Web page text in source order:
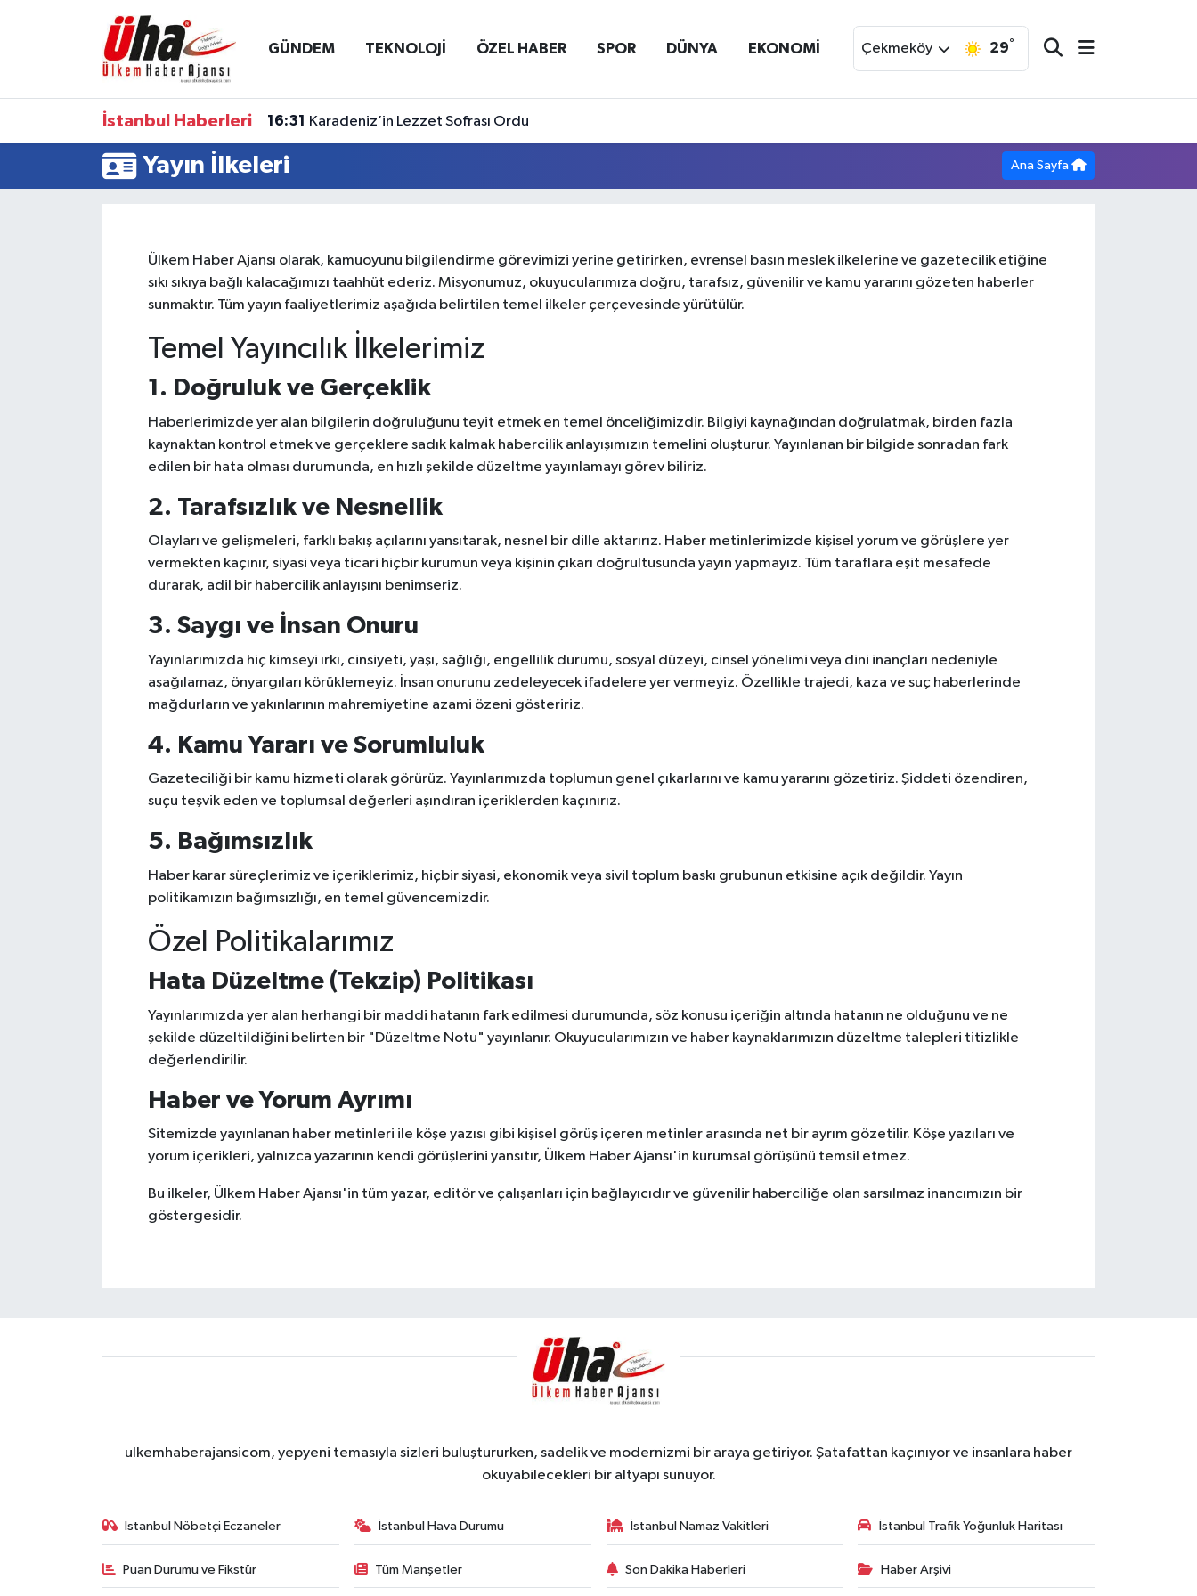
GÜNDEM TEKNOLOJİ ÖZEL HABER SPOR DÜNYA EKONOMİ Çekmeköy 29°
İstanbul Haberleri 16:31 Karadeniz’in Lezzet Sofrası Ordu
Yayın İlkeleri Ana Sayfa
Ülkem Haber Ajansı olarak, kamuoyunu bilgilendirme görevimizi yerine getirirken, evrensel basın meslek ilkelerine ve gazetecilik etiğine
sıkı sıkıya bağlı kalacağımızı taahhüt ederiz. Misyonumuz, okuyucularımıza doğru, tarafsız, güvenilir ve kamu yararını gözeten haberler
sunmaktır. Tüm yayın faaliyetlerimiz aşağıda belirtilen temel ilkeler çerçevesinde yürütülür.
Temel Yayıncılık İlkelerimiz
1. Doğruluk ve Gerçeklik
Haberlerimizde yer alan bilgilerin doğruluğunu teyit etmek en temel önceliğimizdir. Bilgiyi kaynağından doğrulatmak, birden fazla
kaynaktan kontrol etmek ve gerçeklere sadık kalmak habercilik anlayışımızın temelini oluşturur. Yayınlanan bir bilgide sonradan fark
edilen bir hata olması durumunda, en hızlı şekilde düzeltme yayınlamayı görev biliriz.
2. Tarafsızlık ve Nesnellik
Olayları ve gelişmeleri, farklı bakış açılarını yansıtarak, nesnel bir dille aktarırız. Haber metinlerimizde kişisel yorum ve görüşlere yer
vermekten kaçınır, siyasi veya ticari hiçbir kurumun veya kişinin çıkarı doğrultusunda yayın yapmayız. Tüm taraflara eşit mesafede
durarak, adil bir habercilik anlayışını benimseriz.
3. Saygı ve İnsan Onuru
Yayınlarımızda hiç kimseyi ırkı, cinsiyeti, yaşı, sağlığı, engellilik durumu, sosyal düzeyi, cinsel yönelimi veya dini inançları nedeniyle
aşağılamaz, önyargıları körüklemeyiz. İnsan onurunu zedeleyecek ifadelere yer vermeyiz. Özellikle trajedi, kaza ve suç haberlerinde
mağdurların ve yakınlarının mahremiyetine azami özeni gösteririz.
4. Kamu Yararı ve Sorumluluk
Gazeteciliği bir kamu hizmeti olarak görürüz. Yayınlarımızda toplumun genel çıkarlarını ve kamu yararını gözetiriz. Şiddeti özendiren,
suçu teşvik eden ve toplumsal değerleri aşındıran içeriklerden kaçınırız.
5. Bağımsızlık
Haber karar süreçlerimiz ve içeriklerimiz, hiçbir siyasi, ekonomik veya sivil toplum baskı grubunun etkisine açık değildir. Yayın
politikamızın bağımsızlığı, en temel güvencemizdir.
Özel Politikalarımız
Hata Düzeltme (Tekzip) Politikası
Yayınlarımızda yer alan herhangi bir maddi hatanın fark edilmesi durumunda, söz konusu içeriğin altında hatanın ne olduğunu ve ne
şekilde düzeltildiğini belirten bir "Düzeltme Notu" yayınlanır. Okuyucularımızın ve haber kaynaklarımızın düzeltme talepleri titizlikle
değerlendirilir.
Haber ve Yorum Ayrımı
Sitemizde yayınlanan haber metinleri ile köşe yazısı gibi kişisel görüş içeren metinler arasında net bir ayrım gözetilir. Köşe yazıları ve
yorum içerikleri, yalnızca yazarının kendi görüşlerini yansıtır, Ülkem Haber Ajansı'in kurumsal görüşünü temsil etmez.
Bu ilkeler, Ülkem Haber Ajansı'in tüm yazar, editör ve çalışanları için bağlayıcıdır ve güvenilir haberciliğe olan sarsılmaz inancımızın bir
göstergesidir.
ulkemhaberajansicom, yepyeni temasıyla sizleri buluştururken, sadelik ve modernizmi bir araya getiriyor. Şatafattan kaçınıyor ve insanlara haber
okuyabilecekleri bir altyapı sunuyor.
İstanbul Nöbetçi Eczaneler İstanbul Hava Durumu İstanbul Namaz Vakitleri İstanbul Trafik Yoğunluk Haritası
Puan Durumu ve Fikstür Tüm Manşetler Son Dakika Haberleri Haber Arşivi
İstanbul Nöbetçi Eczaneler
İstanbul Hava Durumu
İstanbul Namaz Vakitleri
Süper Lig Puan Durumu ve Fikstür
Son Dakika Haberleri